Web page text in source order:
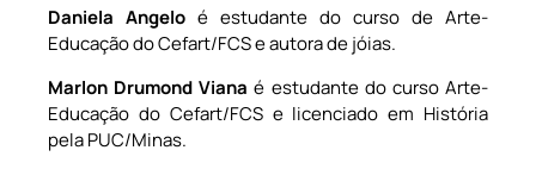
Daniela Angelo é estudante do curso de Arte-
Educação do Cefart/FCS e autora de jóias.
Marlon Drumond Viana é estudante do curso Arte-
Educação do Cefart/FCS e licenciado em História
pela PUC/Minas.